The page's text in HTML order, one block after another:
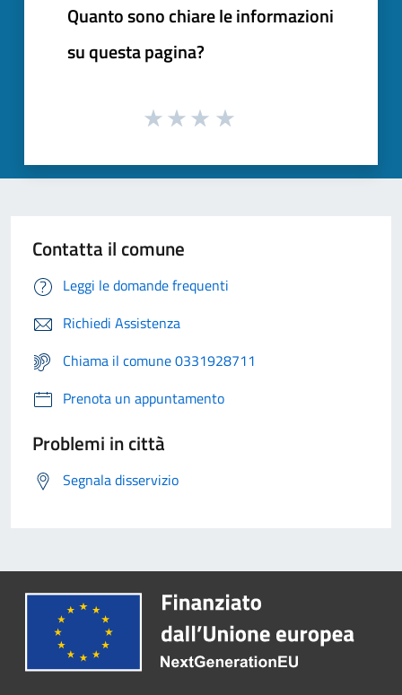
Quanto sono chiare le informazioni
su questa pagina?
Contatta il comune
Leggi le domande frequenti
Richiedi Assistenza
Chiama il comune 0331928711
Prenota un appuntamento
Problemi in città
Segnala disservizio